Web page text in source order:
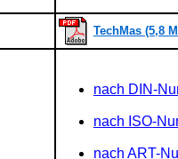
TechMas (5,8
nach DIN-
nach ISO-
nach ART-